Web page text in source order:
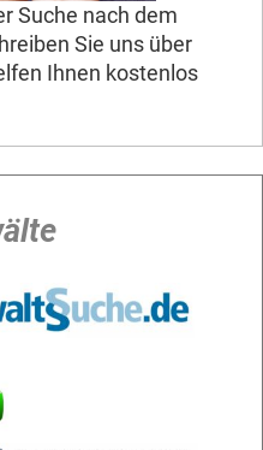
Suche nach dem
Sie uns über
Ihnen kostenlos